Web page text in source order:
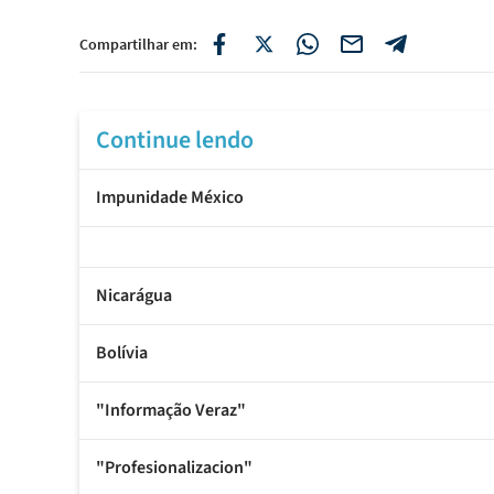
Compartilhar em:
Continue lendo
Impunidade México
Nicarágua
Bolívia
"Informação Veraz"
"Profesionalizacion"